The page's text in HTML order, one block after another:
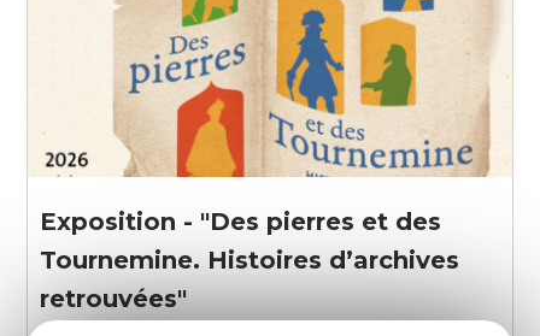
Exposition - "Des pierres et des
Tournemine. Histoires d’archives
retrouvées"